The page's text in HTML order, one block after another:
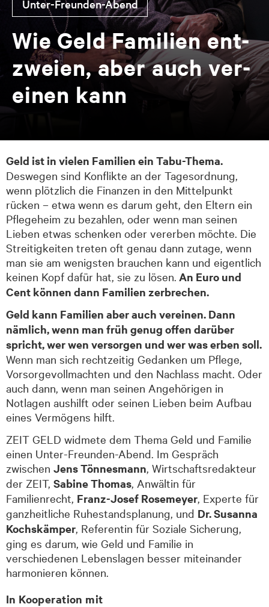
Un­ter-Freun­den-Abend
Wie Geld Fa­mi­li­en ent­
zwei­en, aber auch ver­
ei­nen kann
Geld ist in vielen Familien ein Tabu-Thema.
Deswegen sind Konflikte an der Tagesordnung,
wenn plötzlich die Finanzen in den Mittelpunkt
rücken – etwa wenn es darum geht, den Eltern ein
Pflegeheim zu bezahlen, oder wenn man seinen
Lieben etwas schenken oder vererben möchte. Die
Streitigkeiten treten oft genau dann zutage, wenn
man sie am wenigsten brauchen kann und eigentlich
keinen Kopf dafür hat, sie zu lösen. An Euro und
Cent können dann Familien zerbrechen.
Geld kann Familien aber auch vereinen. Dann
nämlich, wenn man früh genug offen darüber
spricht, wer wen versorgen und wer was erben soll.
Wenn man sich rechtzeitig Gedanken um Pflege,
Vorsorgevollmachten und den Nachlass macht. Oder
auch dann, wenn man seinen Angehörigen in
Notlagen aushilft oder seinen Lieben beim Aufbau
eines Vermögens hilft.
ZEIT GELD widmete dem Thema Geld und Familie
einen Unter-Freunden-Abend. Im Gespräch
zwischen Jens Tönnesmann , Wirtschaftsredakteur
der ZEIT, Sabine Thomas , Anwältin für
Familienrecht, Franz-Josef Rosemeyer , Experte für
ganzheitliche Ruhestandsplanung, und Dr. Susanna
Kochskämper , Referentin für Soziale Sicherung,
ging es darum, wie Geld und Familie in
verschiedenen Lebenslagen besser miteinander
harmonieren können.
In Kooperation mit